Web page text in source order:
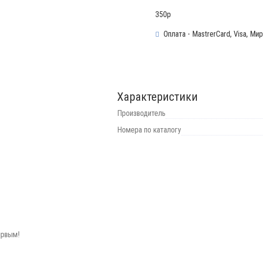
350р
Оплата - MastrerCard, Visa, Мир
Характеристики
Производитель
Номера по каталогу